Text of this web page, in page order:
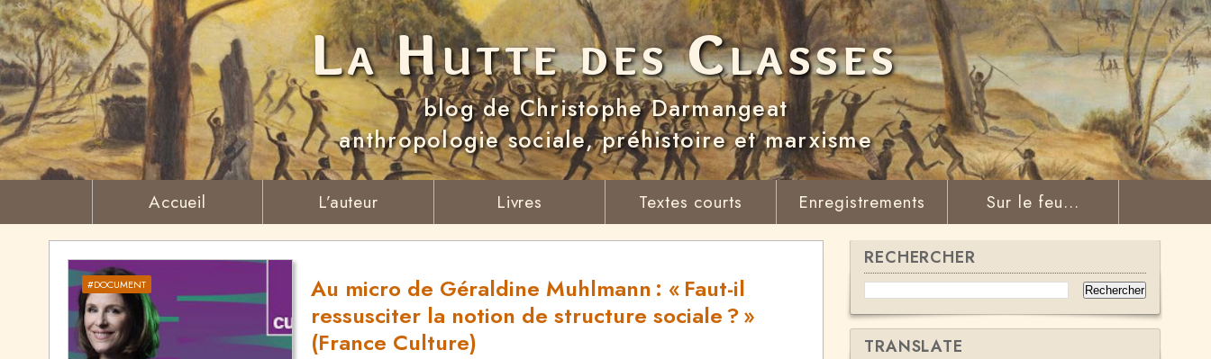
La Hutte des Classes
blog de Christophe Darmangeat
anthropologie sociale, préhistoire et marxisme
Accueil L’auteur Livres Textes courts Enregistrements Sur le feu...
#DOCUMENT
Au micro de Géraldine Muhlmann : « Faut-il
ressusciter la notion de structure sociale ? »
(France Culture)
RECHERCHER
TRANSLATE